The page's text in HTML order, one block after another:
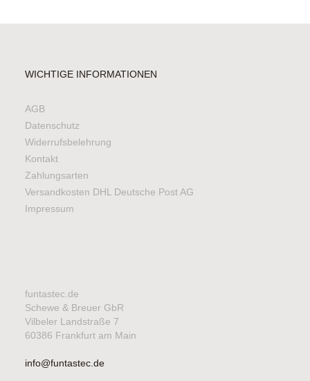
WICHTIGE INFORMATIONEN
AGB
Datenschutz
Widerrufsbelehrung
Kontakt
Zahlungsarten
Versandkosten DHL Deutsche Post AG
Impressum
funtastec.de
Schewe & Breuer GbR
Vilbeler Landstraße 7
60386 Frankfurt am Main
info@funtastec.de